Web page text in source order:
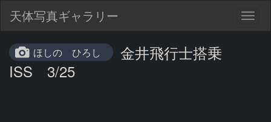
天体写真ギャラリー
ほしの ひろし
金井飛行士搭乗
ISS 3/25